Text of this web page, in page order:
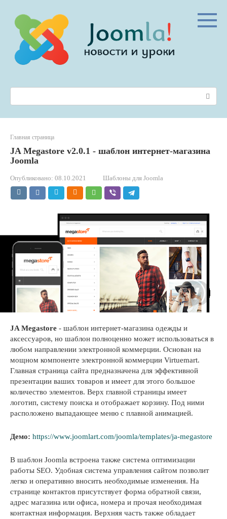
контенту
Главная страница
JA Megastore v2.0.1 - шаблон интернет-магазина
Joomla
Опубликовано: 08.10.2021 Шаблоны для Joomla
JA Megastore - шаблон интернет-магазина одежды и
аксессуаров, но шаблон полноценно может использоваться в
любом направлении электронной коммерции. Основан на
мощном компоненте электронной коммерции Virtuemart.
Главная страница сайта предназначена для эффективной
презентации ваших товаров и имеет для этого большое
количество элементов. Верх главной страницы имеет
логотип, систему поиска и отображает корзину. Под ними
расположено выпадающее меню с плавной анимацией.
Демо: https://www.joomlart.com/joomla/templates/ja-megastore
В шаблон Joomla встроена также система оптимизации
работы SEO. Удобная система управления сайтом позволит
легко и оперативно вносить необходимые изменения. На
странице контактов присутствует форма обратной связи,
адрес магазина или офиса, номера и прочая необходимая
контактная информация. Верхняя часть также обладает